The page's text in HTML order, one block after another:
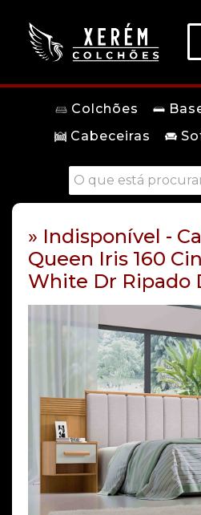
Colchões
Cabeceiras
» Indisponível -
Queen Iris 160
White Dr Ripado